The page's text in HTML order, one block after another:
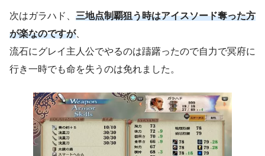
次はガラハド、 三地点制覇狙う時はアイスソード奪った方
が楽なのですが、
流石にグレイ主人公でやるのは躊躇ったので自力で冥府に
行き一時でも命を失うのは免れました。